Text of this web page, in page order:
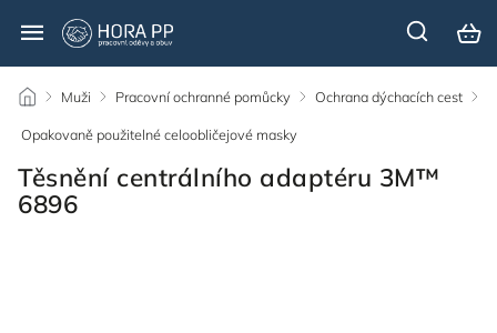
/ Muži / Pracovní ochranné pomůcky / Ochrana dýchacích cest /
Opakovaně použitelné celoobličejové masky
Těsnění centrálního adaptéru 3M™
6896